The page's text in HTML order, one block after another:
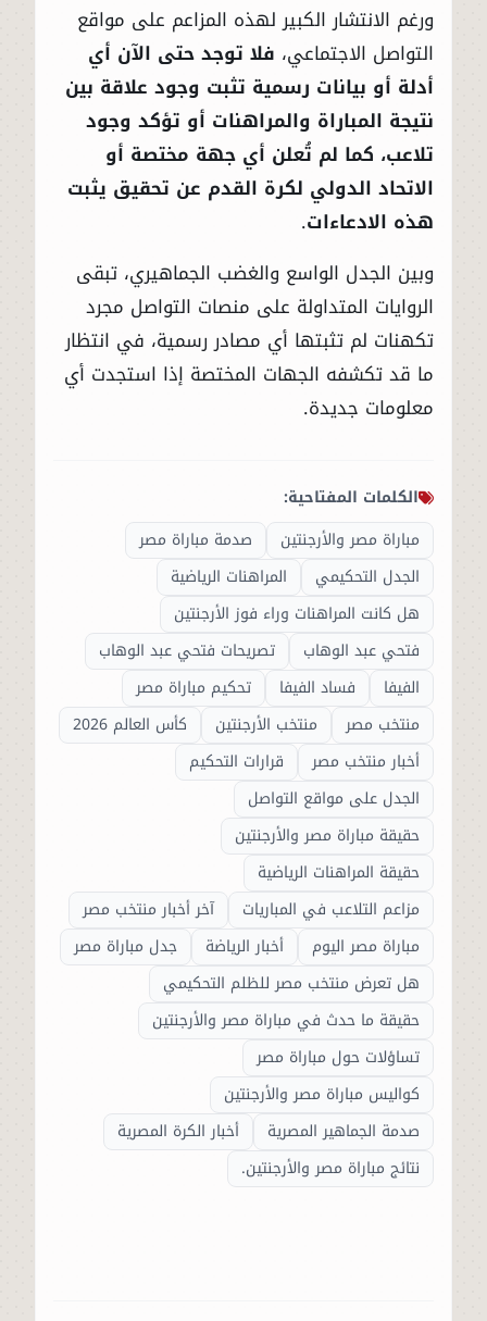
ورغم الانتشار الكبير لهذه المزاعم على مواقع
التواصل الاجتماعي، فلا توجد حتى الآن أي
أدلة أو بيانات رسمية تثبت وجود علاقة بين
نتيجة المباراة والمراهنات أو تؤكد وجود
تلاعب، كما لم تُعلن أي جهة مختصة أو
الاتحاد الدولي لكرة القدم عن تحقيق يثبت
هذه الادعاءات.
وبين الجدل الواسع والغضب الجماهيري، تبقى
الروايات المتداولة على منصات التواصل مجرد
تكهنات لم تثبتها أي مصادر رسمية، في انتظار
ما قد تكشفه الجهات المختصة إذا استجدت أي
معلومات جديدة.
الكلمات المفتاحية:
مباراة مصر والأرجنتين
صدمة مباراة مصر
الجدل التحكيمي
المراهنات الرياضية
هل كانت المراهنات وراء فوز الأرجنتين
فتحي عبد الوهاب
تصريحات فتحي عبد الوهاب
الفيفا
فساد الفيفا
تحكيم مباراة مصر
منتخب مصر
منتخب الأرجنتين
كأس العالم 2026
أخبار منتخب مصر
قرارات التحكيم
الجدل على مواقع التواصل
حقيقة مباراة مصر والأرجنتين
حقيقة المراهنات الرياضية
مزاعم التلاعب في المباريات
آخر أخبار منتخب مصر
مباراة مصر اليوم
أخبار الرياضة
جدل مباراة مصر
هل تعرض منتخب مصر للظلم التحكيمي
حقيقة ما حدث في مباراة مصر والأرجنتين
تساؤلات حول مباراة مصر
كواليس مباراة مصر والأرجنتين
صدمة الجماهير المصرية
أخبار الكرة المصرية
نتائج مباراة مصر والأرجنتين.